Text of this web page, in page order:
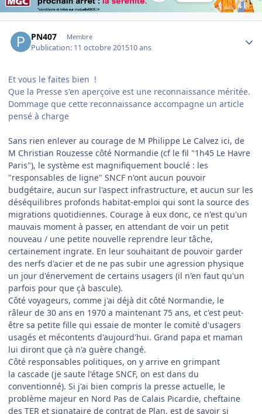
PN407 Membre
Publication: 11 octobre 201510 ans
Et vous le faites bien !
Que la Presse s'en aperçoive est une reconnaissance méritée.
Dommage que cette reconnaissance accompagne un article
pensé à charge
Sans rien enlever au courage de M Philippe Le Calvez ici, de
M Christian Rouzesse côté Normandie (cf le fil "1h45 Le Havre
Paris"), le système est magnifiquement bouclé : les
"responsables de ligne" SNCF n'ont aucun pouvoir
budgétaire, aucun sur l'aspect infrastructure, et aucun sur les
déséquilibres profonds habitat-emploi qui sont la source des
migrations quotidiennes. Courage à eux donc, ce n'est qu'un
mauvais moment à passer, en attendant de voir un petit
nouveau / une petite nouvelle reprendre leur tâche,
certainement ingrate. En leur souhaitant de pouvoir garder
des nerfs d'acier et de ne pas subir une agression physique
un jour d'énervement de certains usagers (il n'en faut qu'un
parfois pour que çà bascule).
Côté voyageurs, comme j'ai déjà dit côté Normandie, le
râleur de 30 ans en 1970 a maintenant 75 ans, et c'est peut-
être sa petite fille qui essaie de monter le comité d'usagers
usagés et mécontents d'aujourd'hui. Grand papa et maman
lui diront que çà n'a guère changé.
Côté responsables politiques, on y arrive en grimpant
la cascade (je saute l'étage SNCF, on est dans du
conventionné). Si j'ai bien compris la presse actuelle, le
problème majeur en Nord Pas de Calais Picardie, cheftaine
des TER et signataire de contrat de Plan, est de savoir si